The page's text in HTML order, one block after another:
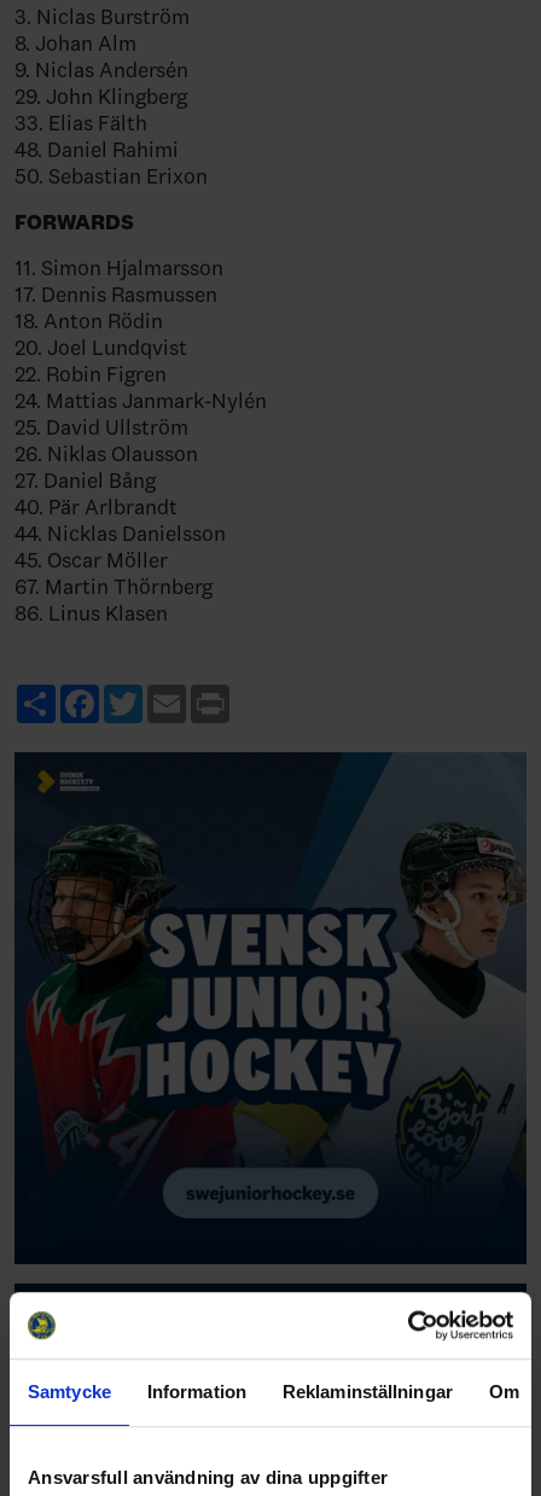
Samtycke Information Reklaminställningar Om
Ansvarsfull användning av dina uppgifter
3. Niclas Burström
8. Johan Alm
9. Niclas Andersén
29. John Klingberg
33. Elias Fälth
48. Daniel Rahimi
50. Sebastian Erixon
FORWARDS
11. Simon Hjalmarsson
17. Dennis Rasmussen
18. Anton Rödin
20. Joel Lundqvist
22. Robin Figren
24. Mattias Janmark-Nylén
25. David Ullström
26. Niklas Olausson
27. Daniel Bång
40. Pär Arlbrandt
44. Nicklas Danielsson
45. Oscar Möller
67. Martin Thörnberg
86. Linus Klasen
ShareFacebook
TwitterEmail